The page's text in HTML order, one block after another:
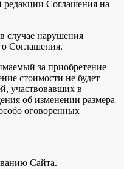
Соглашения на
случае нарушения
Соглашения.
за приобретение
стоимости не будет
участвовавших в
об изменении размера
оговоренных
Сайта.